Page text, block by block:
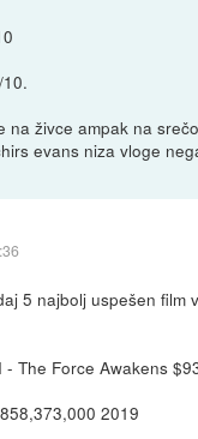
na živce ampak na
evans niza vloge
5 najbolj uspešen film
- The Force Awakens
2019